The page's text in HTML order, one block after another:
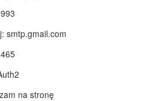
smtp.gmail.com
na stronę